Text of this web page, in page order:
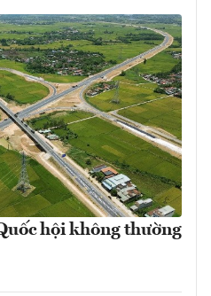
hội không thường